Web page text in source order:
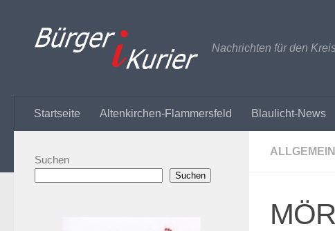
Nachrichten für den
Startseite Altenkirchen-Flammersfeld Blaulicht-News
ALLGEMEIN
Suchen
Suchen